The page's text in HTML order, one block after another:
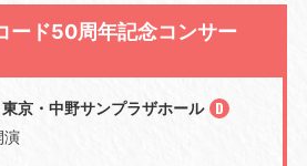
ード50周年記念コンサー
京・中野サンプラザホール
演